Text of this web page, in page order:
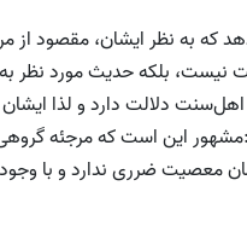
که به نظر ایشان، مقصود از
نیست، بلکه حدیث مورد نظر
دلالت دارد و لذا
این است که مرجئه
معصیت ضرری ندارد و با